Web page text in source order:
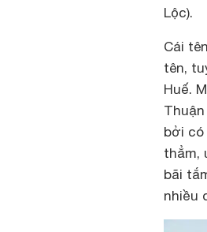
Lộc).
Cái
tên,
Huế.
bởi có
thẳm,
bãi
nhiều